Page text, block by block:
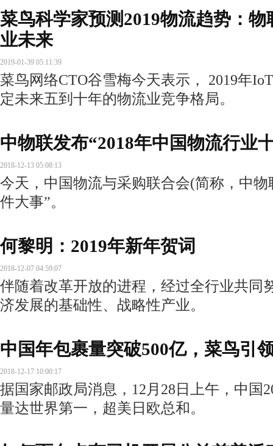
菜鸟科学家预测2019物流趋势：
业未来
2019-01-39 05:11:39
菜鸟网络CTO谷雪梅今天表示， 2019年
定未来五到十年的物流业竞争格局。
中物联发布“2018年中国物流行业
2018-12-13 05:08:13
今天，中国物流与采购联合会(简称，中
件大事”。
何黎明：2019年新年贺词
2018-12-07 04:59:07
伴随着改革开放的进程，经过全行业共同
济发展的基础性、战略性产业。
中国年包裹量突破500亿，菜鸟引
2018-12-17 10:00:17
据国家邮政局消息，12月28日上午，中国
量达世界第一，超美日欧总和。